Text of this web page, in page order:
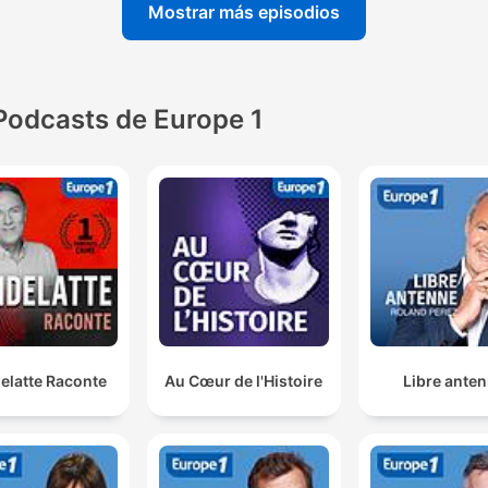
Mostrar más episodios
de Europe 1
Raconte Au Cœur de l'Histoire Libre